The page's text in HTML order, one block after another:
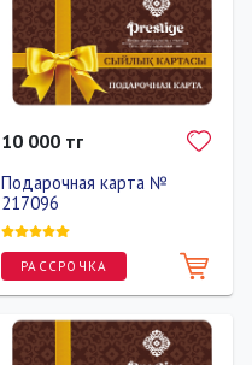
10 000 тг
Подарочная карта №
217096
РАССРОЧКА